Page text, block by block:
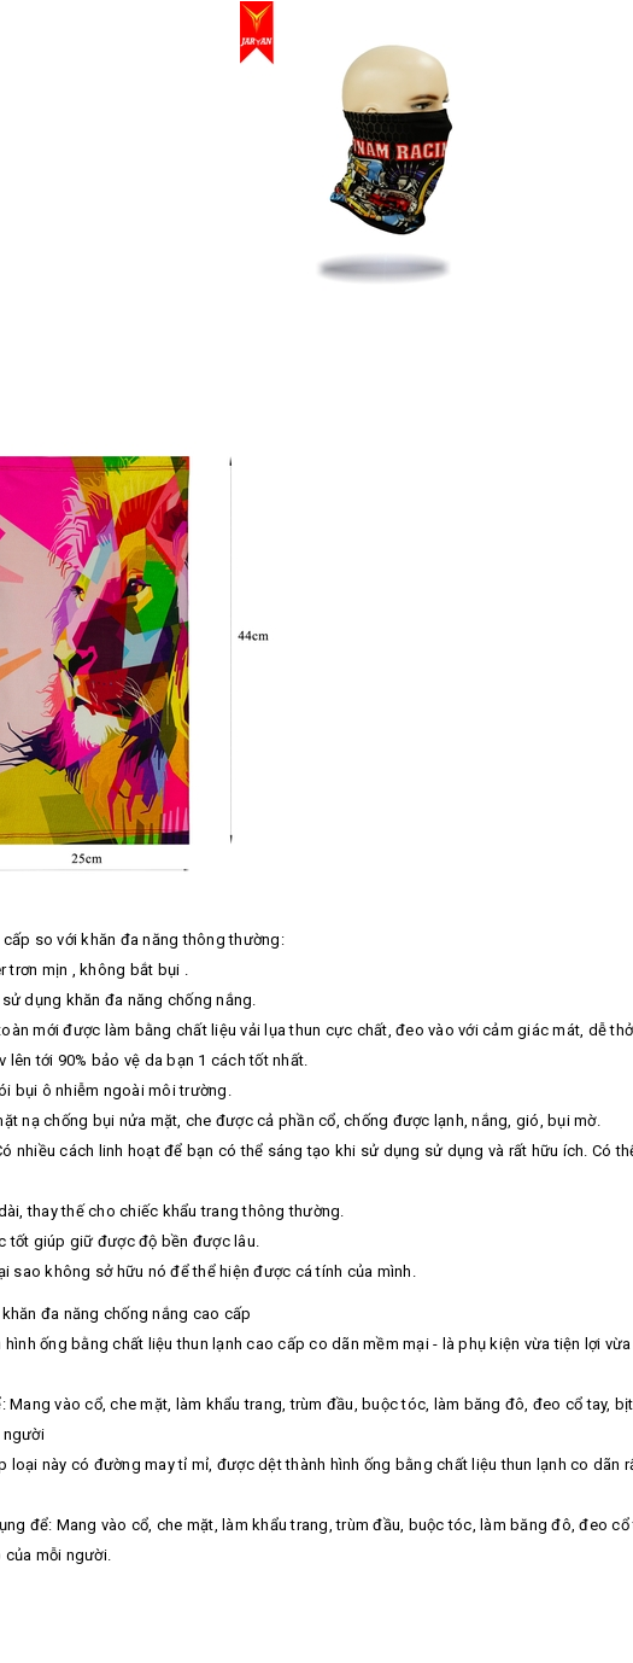
so với khăn đa năng thông thường:
trơn mịn , không bắt bụi .
dụng khăn đa năng chống nắng.
mới được làm bằng chất liệu vải lụa thun cực chất, đeo vào với cảm giác mát, dễ
lên tới 90% bảo vệ da bạn 1 cách tốt nhất.
bụi ô nhiễm ngoài môi trường.
nạ chống bụi nửa mặt, che được cả phần cổ, chống được lạnh, nắng, gió, bụi mờ.
nhiều cách linh hoạt để bạn có thể sáng tạo khi sử dụng sử dụng và rất hữu ích. Có
thay thế cho chiếc khẩu trang thông thường.
tốt giúp giữ được độ bền được lâu.
sao không sở hữu nó để thể hiện được cá tính của mình.
đa năng chống nắng cao cấp
ống bằng chất liệu thun lạnh cao cấp co dãn mềm mại - là phụ kiện vừa tiện lợi
vào cổ, che mặt, làm khẩu trang, trùm đầu, buộc tóc, làm băng đô, đeo cổ tay,
người
loại này có đường may tỉ mỉ, được dệt thành hình ống bằng chất liệu thun lạnh co dãn
để: Mang vào cổ, che mặt, làm khẩu trang, trùm đầu, buộc tóc, làm băng đô, đeo
mỗi người.